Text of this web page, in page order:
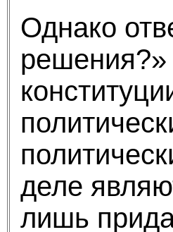
Однако
решения?»
деле
лишь